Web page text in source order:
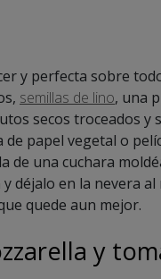
y perfecta sobre
semillas de lino, una
secos troceados y
de papel vegetal o
de una cuchara
déjalo en la nevera
quede aun mejor.
y